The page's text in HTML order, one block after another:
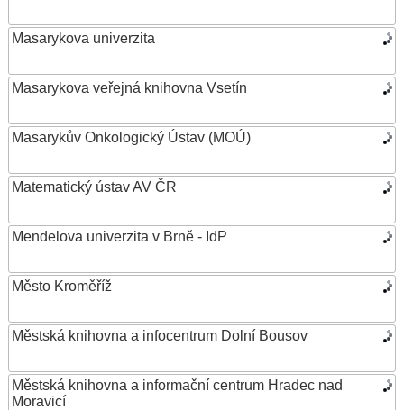
Masarykova univerzita
Masarykova veřejná knihovna Vsetín
Masarykův Onkologický Ústav (MOÚ)
Matematický ústav AV ČR
Mendelova univerzita v Brně - IdP
Město Kroměříž
Městská knihovna a infocentrum Dolní Bousov
Městská knihovna a informační centrum Hradec nad
Moravicí